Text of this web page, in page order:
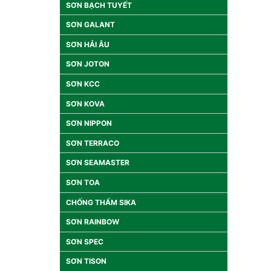
SƠN BẠCH TUYẾT
SƠN GALANT
SƠN HẢI ÂU
SƠN JOTON
SƠN KCC
SƠN KOVA
SƠN NIPPON
SƠN TERRACO
SƠN SEAMASTER
SƠN TOA
CHỐNG THẤM SIKA
SƠN RAINBOW
SƠN SPEC
SƠN TISON